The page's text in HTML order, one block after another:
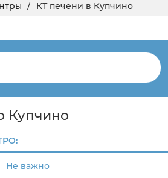
КТ печени в Купчино
Купчино